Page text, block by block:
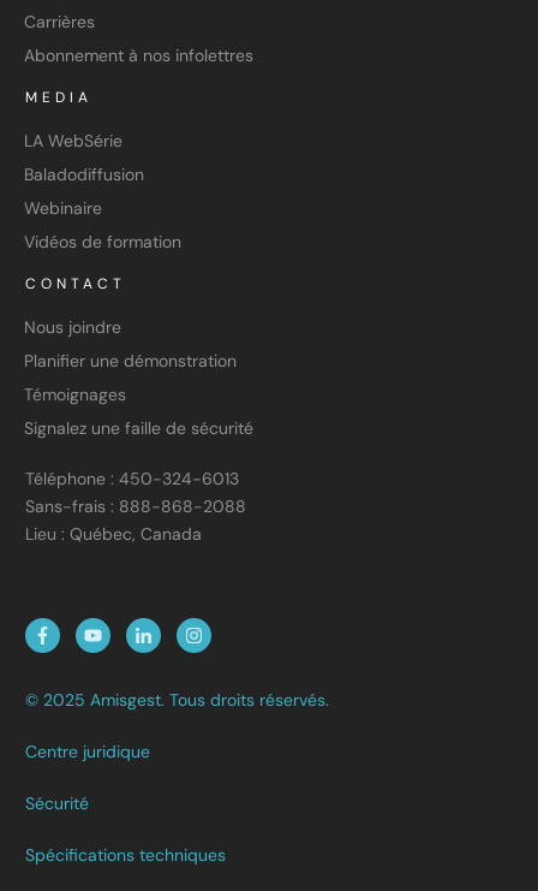
Carrières
Abonnement à nos infolettres
MEDIA
LA WebSérie
Baladodiffusion
Webinaire
Vidéos de formation
CONTACT
Nous joindre
Planifier une démonstration
Témoignages
Signalez une faille de sécurité
Téléphone : 450-324-6013
Sans-frais : 888-868-2088
Lieu : Québec, Canada
© 2025 Amisgest. Tous droits réservés.
Centre juridique
Sécurité
Spécifications techniques